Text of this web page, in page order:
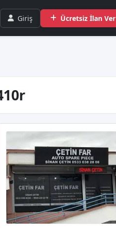
Giriş Ücretsiz İlan Ver